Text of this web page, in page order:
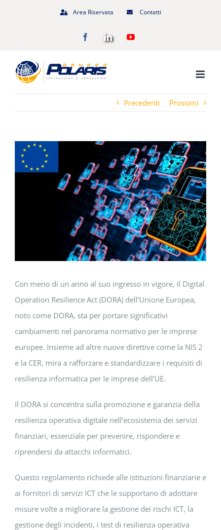
Area Riservata Contatti
FacebookLinkedInYouTube
Precedenti Prossimi
Con meno di un anno al suo ingresso in vigore, il Digital
Operation Resilience Act (DORA) dell’Unione Europea,
noto come DORA, sta per portare significativi
cambiamenti nel panorama normativo per le imprese
europee. Insieme ad altre nuove direttive come la NIS 2
e la CER, mira a rafforzare e standardizzare i requisiti di
resilienza informatica per le imprese dell’UE.
Il DORA si concentra sulla promozione e garanzia della
resilienza operativa digitale nell’ecosistema dei servizi
finanziari, essenziale per prevenire, rispondere e
riprendersi da attacchi informatici.
Questo regolamento richiede alle istituzioni finanziarie e
ai fornitori di servizi ICT che le supportano di adottare
misure volte a migliorare la gestione dei rischi ICT, la
gestione degli incidenti, i test di resilienza operativa